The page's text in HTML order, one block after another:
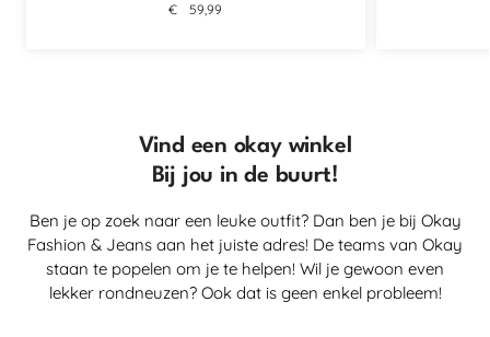
€ 59,99
Vind een okay winkel
Bij jou in de buurt!
Ben je op zoek naar een leuke outfit? Dan ben je bij Okay
Fashion & Jeans aan het juiste adres! De teams van Okay
staan te popelen om je te helpen! Wil je gewoon even
lekker rondneuzen? Ook dat is geen enkel probleem!